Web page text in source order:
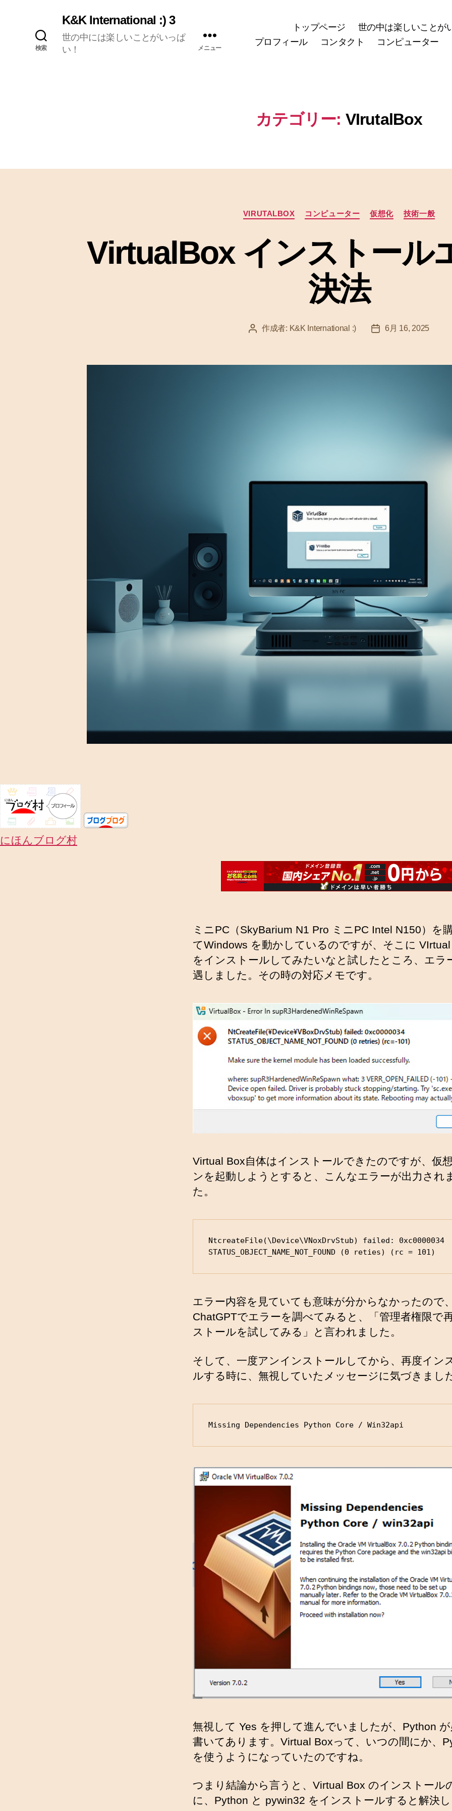
検索
K&K International :) 3
世の中には楽しいことがいっぱ
い！
メニュー
トップページ
世の中は楽しいことが
プロフィール
コンタクト コンピューター
カテゴリー: VIrutalBox
カ
テ
VIRUTALBOX コンピューター 仮想化 技術一般
VirtualBox インストール
決法
投 作成者: K&K International :)
投
6月 16, 2025
にほんブログ村
ミニPC（SkyBarium N1 Pro ミニPC Intel N150）を
てWindows を動かしているのですが、そこに
をインストールしてみたいなと試したところ、エラ
遇しました。その時の対応メモです。
Virtual Box自体はインストールできたのですが、仮
ンを起動しようとすると、こんなエラーが出力され
た。
NtcreateFile(\Device\VNoxDrvStub) failed: 0xc0000034
STATUS_OBJECT_NAME_NOT_FOUND (0 reties) (rc = 101)
エラー内容を見ていても意味が分からなかったので、
ChatGPTでエラーを調べてみると、「管理者権限で
ストールを試してみる」と言われました。
そして、一度アンインストールしてから、再度イン
ルする時に、無視していたメッセージに気づきまし
Missing Dependencies Python Core / Win32api
無視して Yes を押して進んでいましたが、Python が
書いてあります。Virtual Boxって、いつの間にか、
を使うようになっていたのですね。
つまり結論から言うと、Virtual Box のインストール
に、Python と pywin32 をインストールすると解決し